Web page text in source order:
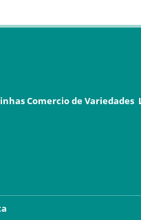
Comercio de Variedades